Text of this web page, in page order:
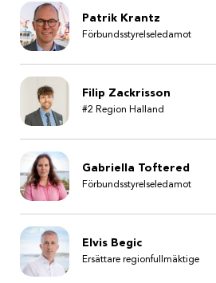
Patrik Krantz
Förbundsstyrelseledamot
Filip Zackrisson
#2 Region Halland
Gabriella Toftered
Förbundsstyrelseledamot
Elvis Begic
Ersättare regionfullmäktige